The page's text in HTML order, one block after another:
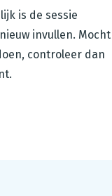
is de sessie
invullen. Mocht
controleer dan